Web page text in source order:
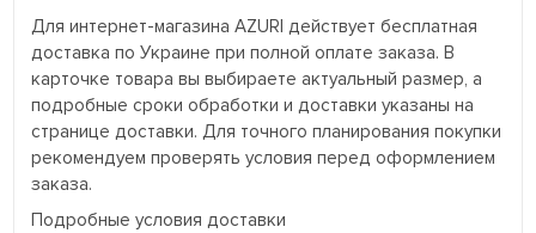
Для интернет-магазина AZURI действует бесплатная
доставка по Украине при полной оплате заказа. В
карточке товара вы выбираете актуальный размер, а
подробные сроки обработки и доставки указаны на
странице доставки. Для точного планирования покупки
рекомендуем проверять условия перед оформлением
заказа.
Подробные условия доставки